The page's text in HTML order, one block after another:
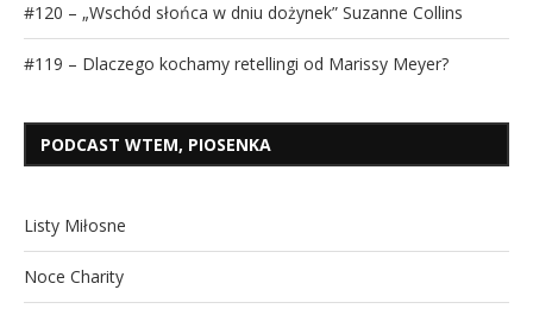
#120 – „Wschód słońca w dniu dożynek” Suzanne Collins
#119 – Dlaczego kochamy retellingi od Marissy Meyer?
PODCAST WTEM, PIOSENKA
Listy Miłosne
Noce Charity